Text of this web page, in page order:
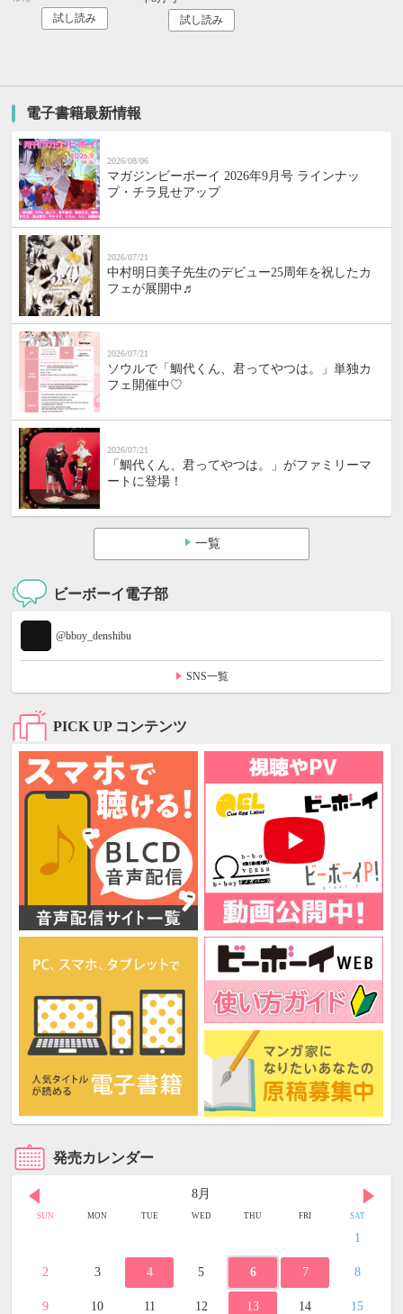
試し読み
試し読み
電子書籍最新情報
2026/08/06
マガジンビーボーイ 2026年9月号 ラインナッ
プ・チラ見せアップ
2026/07/21
中村明日美子先生のデビュー25周年を祝したカ
フェが展開中♬
2026/07/21
ソウルで「鯛代くん、君ってやつは。」単独カ
フェ開催中♡
2026/07/21
「鯛代くん、君ってやつは。」がファミリーマ
ートに登場！
一覧
ビーボーイ電子部
@bboy_denshibu
SNS一覧
PICK UP コンテンツ
発売カレンダー
8月
SUN MON TUE WED THU FRI SAT
1
2 3 4 5 6 7 8
9 10 11 12 13 14 15